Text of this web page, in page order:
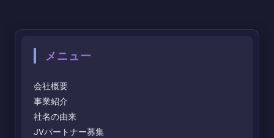
メニュー
会社概要
事業紹介
社名の由来
JVパートナー募集